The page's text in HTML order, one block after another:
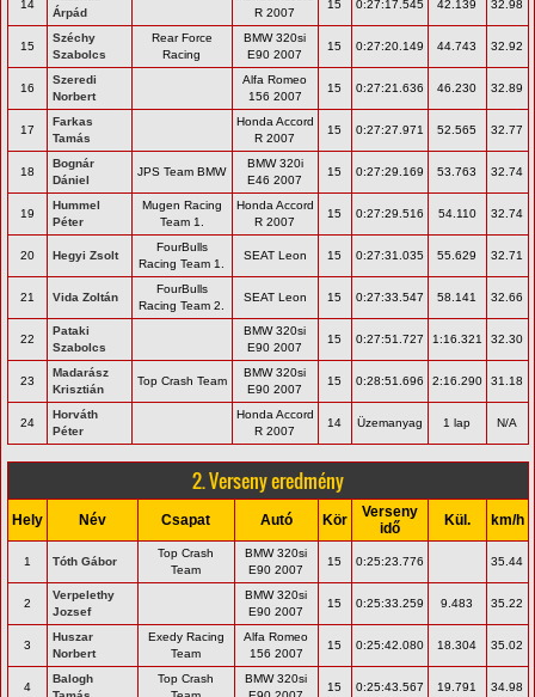
14
Árpád
R 2007
15 0:27:17.545 42.139 32.98
15
Széchy
Szabolcs
Rear Force
Racing
BMW 320si
E90 2007
15 0:27:20.149 44.743 32.92
16
Szeredi
Norbert
Alfa Romeo
156 2007
15 0:27:21.636 46.230 32.89
17
Farkas
Tamás
Honda Accord
R 2007
15 0:27:27.971 52.565 32.77
18
Bognár
Dániel
JPS Team BMW
BMW 320i
E46 2007
15 0:27:29.169 53.763 32.74
19
Hummel
Péter
Mugen Racing
Team 1.
Honda Accord
R 2007
15 0:27:29.516 54.110 32.74
20 Hegyi Zsolt
FourBulls
Racing Team 1.
SEAT Leon 15 0:27:31.035 55.629 32.71
21 Vida Zoltán
FourBulls
Racing Team 2.
SEAT Leon 15 0:27:33.547 58.141 32.66
22
Pataki
Szabolcs
BMW 320si
E90 2007
15 0:27:51.727 1:16.321 32.30
23
Madarász
Krisztián
Top Crash Team
BMW 320si
E90 2007
15 0:28:51.696 2:16.290 31.18
24
Horváth
Péter
Honda Accord
R 2007
14 Üzemanyag 1 lap N/A
2. Verseny eredmény
Hely Név Csapat Autó Kör
Verseny
idő
Kül. km/h
1 Tóth Gábor
Top Crash
Team
BMW 320si
E90 2007
15 0:25:23.776 35.44
2
Verpelethy
Jozsef
BMW 320si
E90 2007
15 0:25:33.259 9.483 35.22
3
Huszar
Norbert
Exedy Racing
Team
Alfa Romeo
156 2007
15 0:25:42.080 18.304 35.02
4
Balogh
Top Crash
BMW 320si
15 0:25:43.567 19.791 34.98